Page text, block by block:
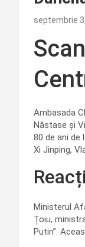
septembrie
Ambasada
Năstase și
80 de ani de
Xi Jinping,
Ministerul
Țoiu,
Putin”.